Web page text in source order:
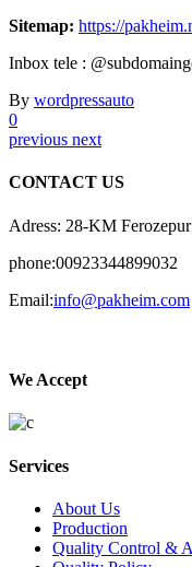
Sitemap: https://
Inbox tele :
By wordpressauto
0
previous next
CONTACT US
Adress: 28-KM
phone:00923344899032
Email:info@pakheim.com
We Accept
Services
About Us
Production
Quality Control &